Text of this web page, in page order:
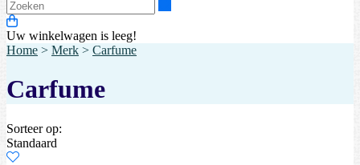
Uw winkelwagen is leeg!
Home > Merk > Carfume
Carfume
Sorteer op:
Standaard